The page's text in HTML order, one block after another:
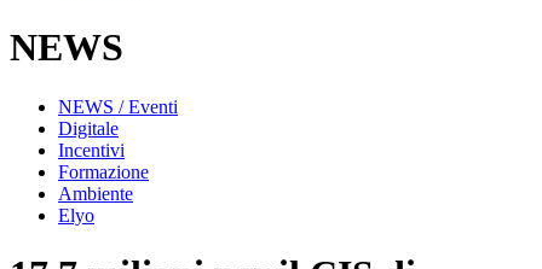
NEWS
NEWS / Eventi
Digitale
Incentivi
Formazione
Ambiente
Elyo